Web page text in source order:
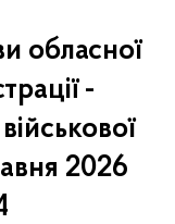
обласної
-
2026